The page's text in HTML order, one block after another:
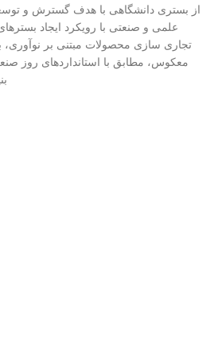
از بستری دانشگاهی با هدف گسترش و
علمی و صنعتی با رویکرد ایجاد
تجاری سازی محصولات مبتنی بر
معکوس، مطابق با استانداردهای روز